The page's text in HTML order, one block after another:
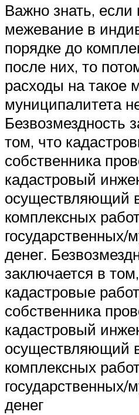
Важно знать, если
межевание в
порядке до
после них, то
расходы на такое
муниципалитета
Безвозмездность
том, что
собственника
кадастровый
осуществляющий
комплексных
денег.
заключается в
кадастровые
собственника
кадастровый
осуществляющий
комплексных
денег